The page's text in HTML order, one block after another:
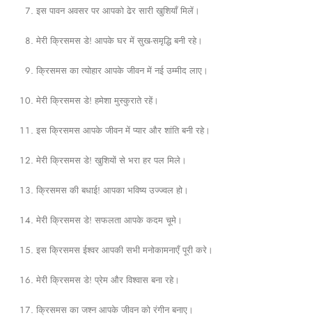
इस पावन अवसर पर आपको ढेर सारी खुशियाँ मिलें।
मेरी क्रिसमस डे! आपके घर में सुख-समृद्धि बनी रहे।
क्रिसमस का त्योहार आपके जीवन में नई उम्मीद लाए।
मेरी क्रिसमस डे! हमेशा मुस्कुराते रहें।
इस क्रिसमस आपके जीवन में प्यार और शांति बनी रहे।
मेरी क्रिसमस डे! खुशियों से भरा हर पल मिले।
क्रिसमस की बधाई! आपका भविष्य उज्ज्वल हो।
मेरी क्रिसमस डे! सफलता आपके कदम चूमे।
इस क्रिसमस ईश्वर आपकी सभी मनोकामनाएँ पूरी करे।
मेरी क्रिसमस डे! प्रेम और विश्वास बना रहे।
क्रिसमस का जश्न आपके जीवन को रंगीन बनाए।